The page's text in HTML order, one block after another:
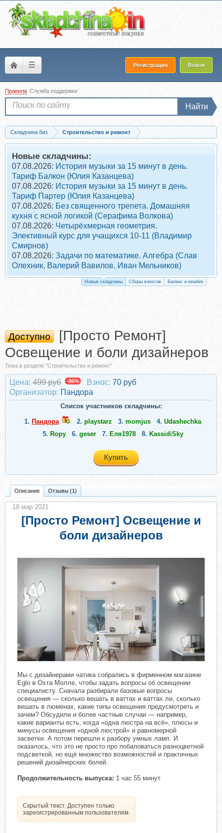
☰ Регистрация Войти
Правила Служба поддержки
Найти
Складчина биз
Строительство и ремонт
Скачать [Просто Ремонт] Освещение и боли дизайнеров
Новые складчины:
07.08.2026: История музыки за 15 минут в день.
Тариф Балкон (Юлия Казанцева)
07.08.2026: История музыки за 15 минут в день.
Тариф Партер (Юлия Казанцева)
07.08.2026: Без священного трепета. Домашняя
кухня с ясной логикой (Серафима Волкова)
07.08.2026: Четырёхмерная геометрия.
Элективный курс для учащихся 10-11 (Владимир
Смирнов)
07.08.2026: Задачи по математике. Алгебра (Слав
Олехник, Валерий Вавилов, Иван Мельников)
Новые складчины Сборы взносов Баланс и кешбек
Доступно
[Просто Ремонт]
Освещение и боли дизайнеров
Тема в разделе "Строительство и ремонт"
Цена: 499 руб -86% Взнос: 70 руб
Организатор: Пандора
Список участников складчины:
1. Пандора 2. playstarz 3. momjus 4. Udashechka
5. Ropy 6. geser 7. Еля1978 8. KassidiSky
Купить
Описание Отзывы (1)
[Просто Ремонт] Освещение и
боли дизайнеров
Мы с дизайнерами чатика собрались в фирменном магазине
Eglo в Охта Молле, чтобы задать вопросы об освещении
специалисту. Сначала разбирали базовые вопросы
освещения — сколько вешать в ваттах и ваттах ли, сколько
вешать в люменах, какие типы освещения предусмотреть и
зачем? Обсудили и более частные случаи — например,
какие варианты есть, когда «одна люстра на всё», плюсы и
минусы освещения «одной люстрой» и равномерной
засветки. А потом перешли к разбору умных ламп. И
оказалось, что это не просто про побаловаться разноцветной
подсветкой, но ещё множество возможностей и практичных
решений дизайнерских болей.
Продолжительность выпуска: 1 час 55 минут
Скрытый текст. Доступен только
зарегистрированным пользователям.
18 мар 2021